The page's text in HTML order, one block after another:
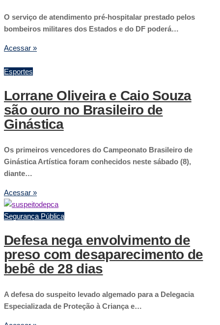
O serviço de atendimento pré-hospitalar prestado pelos
bombeiros militares dos Estados e do DF poderá…
Acessar »
Esportes
Lorrane Oliveira e Caio Souza
são ouro no Brasileiro de
Ginástica
Os primeiros vencedores do Campeonato Brasileiro de
Ginástica Artística foram conhecidos neste sábado (8),
diante…
Acessar »
Segurança Pública
Defesa nega envolvimento de
preso com desaparecimento de
bebê de 28 dias
A defesa do suspeito levado algemado para a Delegacia
Especializada de Proteção à Criança e…